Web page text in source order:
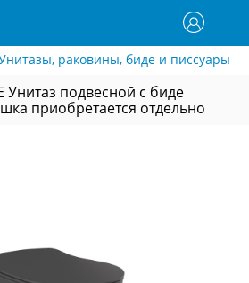
раковины, биде и писсуары
Унитаз подвесной с биде
приобретается отдельно